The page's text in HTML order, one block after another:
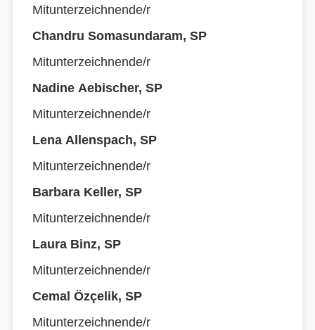
Mitunterzeichnende/r
Chandru Somasundaram, SP
Mitunterzeichnende/r
Nadine Aebischer, SP
Mitunterzeichnende/r
Lena Allenspach, SP
Mitunterzeichnende/r
Barbara Keller, SP
Mitunterzeichnende/r
Laura Binz, SP
Mitunterzeichnende/r
Cemal Özçelik, SP
Mitunterzeichnende/r